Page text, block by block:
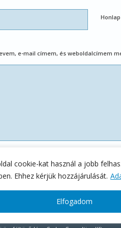
cookie-kat használ a jobb
Ehhez kérjük hozzájárulását.
Elfogadom
Honlap
e-mail címem, és weboldalcímem